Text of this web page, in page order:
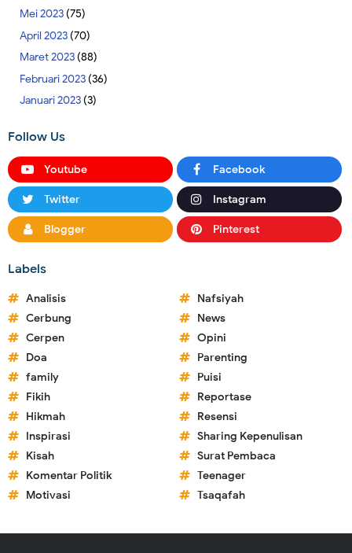
Mei 2023(75)
April 2023(70)
Maret 2023(88)
Februari 2023(36)
Januari 2023(3)
Follow Us
Youtube Facebook
Twitter Instagram
Blogger Pinterest
Labels
Analisis
Cerbung
Cerpen
Doa
family
Fikih
Hikmah
Inspirasi
Kisah
Komentar Politik
Motivasi
Nafsiyah
News
Opini
Parenting
Puisi
Reportase
Resensi
Sharing Kepenulisan
Surat Pembaca
Teenager
Tsaqafah